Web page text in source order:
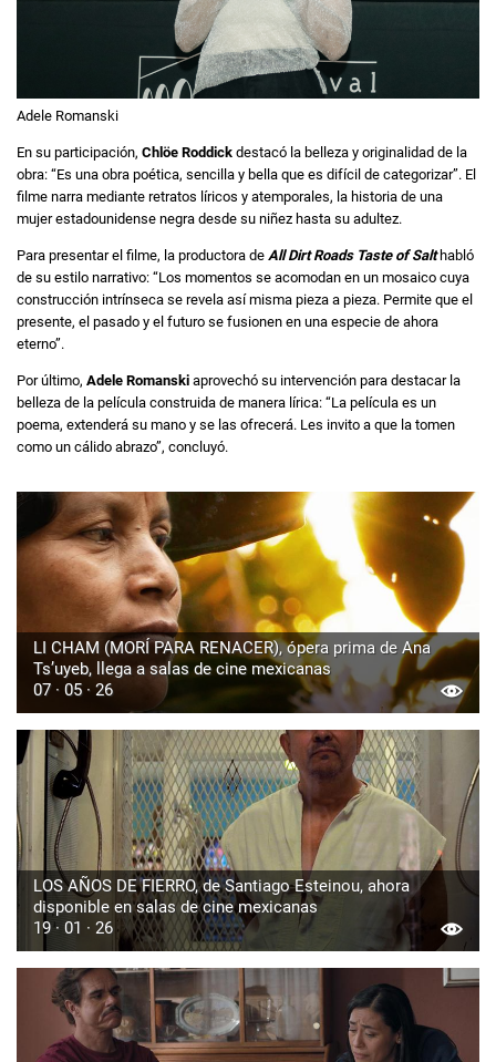
Adele Romanski
En su participación, Chlöe Roddick destacó la belleza y originalidad de la
obra: “Es una obra poética, sencilla y bella que es difícil de categorizar”. El
filme narra mediante retratos líricos y atemporales, la historia de una
mujer estadounidense negra desde su niñez hasta su adultez.
Para presentar el filme, la productora de All Dirt Roads Taste of Salthabló
de su estilo narrativo: “Los momentos se acomodan en un mosaico cuya
construcción intrínseca se revela así misma pieza a pieza. Permite que el
presente, el pasado y el futuro se fusionen en una especie de ahora
eterno”.
Por último, Adele Romanski aprovechó su intervención para destacar la
belleza de la película construida de manera lírica: “La película es un
poema, extenderá su mano y se las ofrecerá. Les invito a que la tomen
como un cálido abrazo”, concluyó.
LI CHAM (MORÍ PARA RENACER), ópera prima de Ana
Ts’uyeb, llega a salas de cine mexicanas
07 · 05 · 26
LOS AÑOS DE FIERRO, de Santiago Esteinou, ahora
disponible en salas de cine mexicanas
19 · 01 · 26